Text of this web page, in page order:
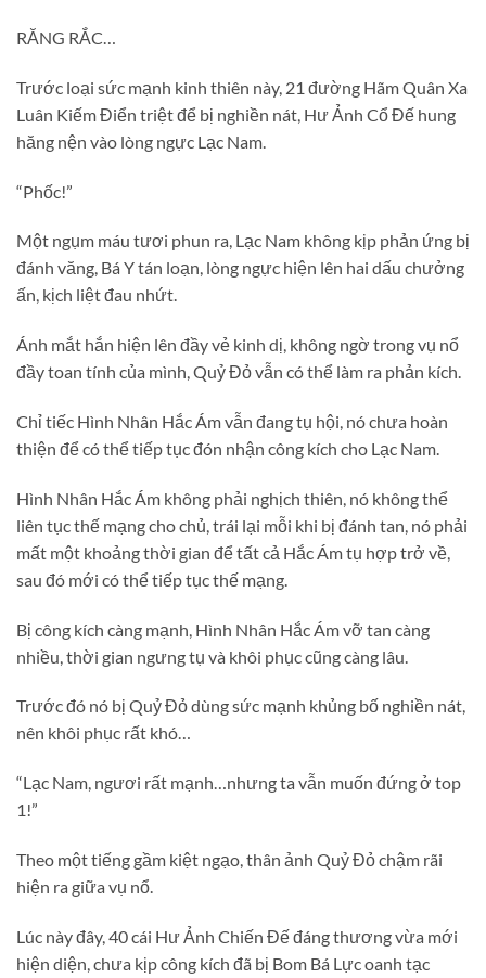
RĂNG RẮC…
Trước loại sức mạnh kinh thiên này, 21 đường Hãm Quân Xa
Luân Kiếm Điển triệt để bị nghiền nát, Hư Ảnh Cổ Đế hung
hăng nện vào lòng ngực Lạc Nam.
“Phốc!”
Một ngụm máu tươi phun ra, Lạc Nam không kịp phản ứng bị
đánh văng, Bá Y tán loạn, lòng ngực hiện lên hai dấu chưởng
ấn, kịch liệt đau nhứt.
Ánh mắt hắn hiện lên đầy vẻ kinh dị, không ngờ trong vụ nổ
đầy toan tính của mình, Quỷ Đỏ vẫn có thể làm ra phản kích.
Chỉ tiếc Hình Nhân Hắc Ám vẫn đang tụ hội, nó chưa hoàn
thiện để có thể tiếp tục đón nhận công kích cho Lạc Nam.
Hình Nhân Hắc Ám không phải nghịch thiên, nó không thể
liên tục thế mạng cho chủ, trái lại mỗi khi bị đánh tan, nó phải
mất một khoảng thời gian để tất cả Hắc Ám tụ hợp trở về,
sau đó mới có thể tiếp tục thế mạng.
Bị công kích càng mạnh, Hình Nhân Hắc Ám vỡ tan càng
nhiều, thời gian ngưng tụ và khôi phục cũng càng lâu.
Trước đó nó bị Quỷ Đỏ dùng sức mạnh khủng bố nghiền nát,
nên khôi phục rất khó…
“Lạc Nam, ngươi rất mạnh…nhưng ta vẫn muốn đứng ở top
1!”
Theo một tiếng gầm kiệt ngạo, thân ảnh Quỷ Đỏ chậm rãi
hiện ra giữa vụ nổ.
Lúc này đây, 40 cái Hư Ảnh Chiến Đế đáng thương vừa mới
hiện diện, chưa kịp công kích đã bị Bom Bá Lực oanh tạc